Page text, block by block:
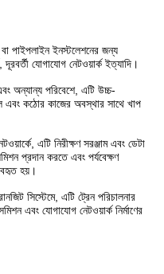
বা পাইপলাইন ইনস্টলেশনের জন্য
যোগাযোগ নেটওয়ার্ক ইত্যাদি।
অন্যান্য পরিবেশে, এটি উচ্চ-
এবং কঠোর কাজের অবস্থার সাথে খাপ
এটি নিরীক্ষণ সরঞ্জাম এবং ডেটা
প্রদান করতে এবং পর্যবেক্ষণ
হয়।
সিস্টেমে, এটি ট্রেন পরিচালনার
এবং যোগাযোগ নেটওয়ার্ক নির্মাণের